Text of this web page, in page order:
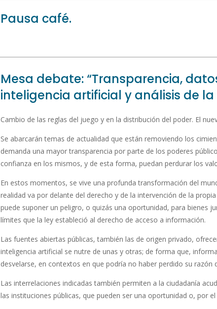
Pausa café.
Mesa debate: “Transparencia,
inteligencia artificial y análisis de la
Cambio de las reglas del juego y en la distribución del poder. El
Se abarcarán temas de actualidad que están removiendo los
demanda una mayor transparencia por parte de los poderes
confianza en los mismos, y de esta forma, puedan perdurar los
En estos momentos, se vive una profunda transformación del
realidad va por delante del derecho y de la intervención de la
puede suponer un peligro, o quizás una oportunidad, para bienes
límites que la ley estableció al derecho de acceso a información.
Las fuentes abiertas públicas, también las de origen privado,
inteligencia artificial se nutre de unas y otras; de forma que,
desvelarse, en contextos en que podría no haber perdido su razón
Las interrelaciones indicadas también permiten a la ciudadanía
las instituciones públicas, que pueden ser una oportunidad o, por